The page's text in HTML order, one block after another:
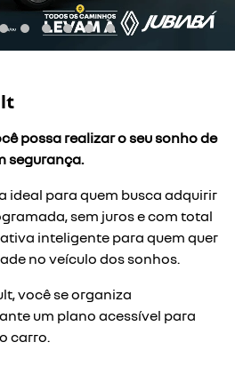
possa realizar o seu sonho de
segurança.
ideal para quem busca adquirir
sem juros e com total
inteligente para quem quer
no veículo dos sonhos.
você se organiza
um plano acessível para
carro.